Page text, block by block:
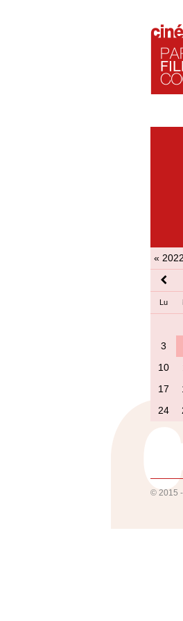
« 2022
Lu
3
10
17
24
© 2015